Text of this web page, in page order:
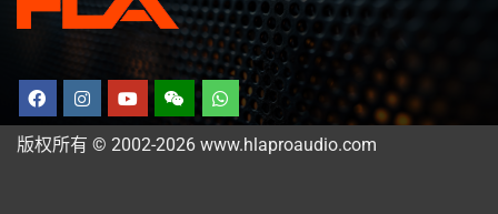
版权所有 © 2002-2026 www.hlaproaudio.com